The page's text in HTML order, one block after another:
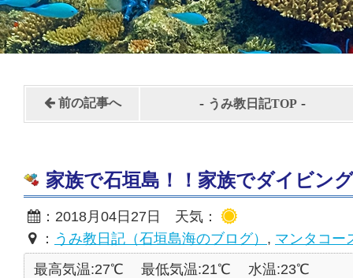
前の記事へ - うみ教日記TOP -
家族で石垣島！！家族でダイビン
：2018月04日27日 天気：
： うみ教日記（石垣島海のブログ） , マンタコー
最高気温:27℃
最低気温:21℃
水温:23℃